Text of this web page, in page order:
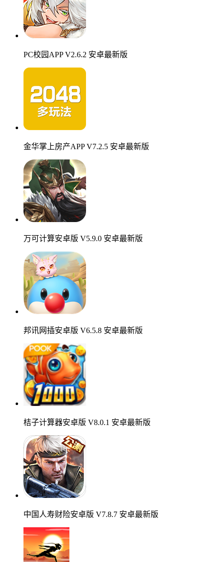
PC校园APP V2.6.2 安卓最新版
金华掌上房产APP V7.2.5 安卓最新版
万可计算安卓版 V5.9.0 安卓最新版
邦讯网插安卓版 V6.5.8 安卓最新版
桔子计算器安卓版 V8.0.1 安卓最新版
中国人寿财险安卓版 V7.8.7 安卓最新版